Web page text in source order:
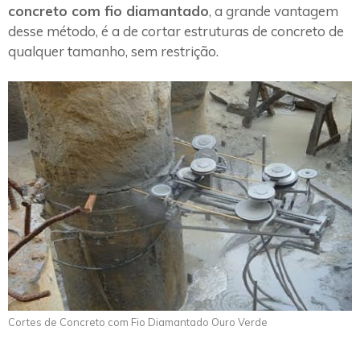
concreto com fio diamantado, a grande vantagem
desse método, é a de cortar estruturas de concreto de
qualquer tamanho, sem restrição.
Cortes de Concreto com Fio Diamantado Ouro Verde